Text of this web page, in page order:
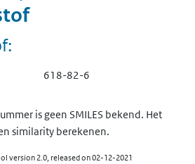
618-82-6
is geen SMILES bekend. Het
similarity berekenen.
version 2.0, released on 02-12-2021